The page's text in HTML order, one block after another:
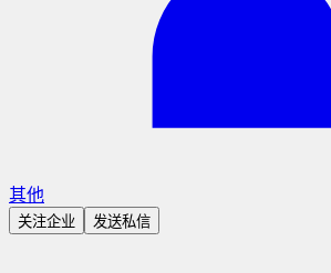
其他
关注企业 发送私信